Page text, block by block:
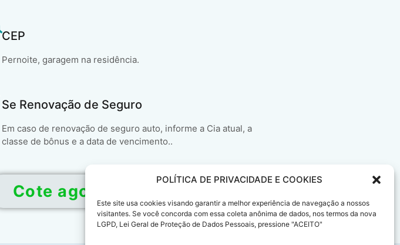
POLÍTICA DE PRIVACIDADE E COOKIES
Este site usa cookies visando garantir a melhor experiência de navegação a nossos
visitantes. Se você concorda com essa coleta anônima de dados, nos termos da nova
LGPD, Lei Geral de Proteção de Dados Pessoais, pressione "ACEITO"
CEP
Pernoite, garagem na residência.
Se Renovação de Seguro
Em caso de renovação de seguro auto, informe a Cia atual, a
classe de bônus e a data de vencimento..
Cote agora!